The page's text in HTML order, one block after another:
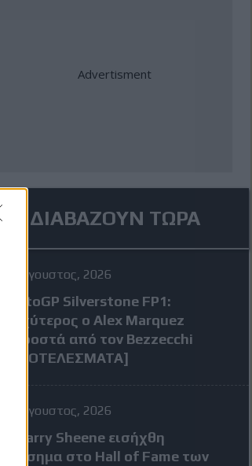
ΔΙΑΒΑΖΟΥΝ ΤΩΡΑ
7 Αύγουστος, 2026
MotoGP Silverstone FP1:
Ταχύτερος ο Alex Marquez
μπροστά από τον Bezzecchi
[ΑΠΟΤΕΛΕΣΜΑΤΑ]
7 Αύγουστος, 2026
Ο Barry Sheene εισήχθη
επίσημα στο Hall of Fame των